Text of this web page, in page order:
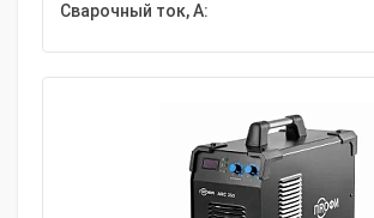
Сварочный ток, А: